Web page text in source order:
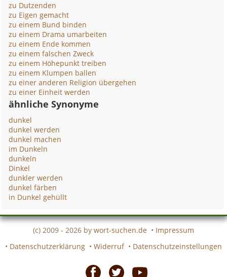
zu Dutzenden
zu Eigen gemacht
zu einem Bund binden
zu einem Drama umarbeiten
zu einem Ende kommen
zu einem falschen Zweck
zu einem Höhepunkt treiben
zu einem Klumpen ballen
zu einer anderen Religion übergehen
zu einer Einheit werden
ähnliche Synonyme
dunkel
dunkel werden
dunkel machen
im Dunkeln
dunkeln
Dinkel
dunkler werden
dunkel färben
in Dunkel gehüllt
(c) 2009 - 2026 by wort-suchen.de • Impressum
• Datenschutzerklärung • Widerruf • Datenschutzeinstellungen